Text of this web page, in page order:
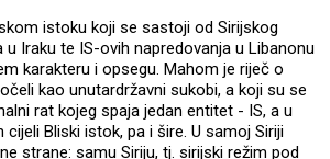
istoku koji se sastoji od Sirijskog
Iraku te IS-ovih napredovanja u Libanonu
karakteru i opsegu. Mahom je riječ o
kao unutardržavni sukobi, a koji su se
rat kojeg spaja jedan entitet - IS, a u
cijeli Bliski istok, pa i šire. U samoj Siriji
strane: samu Siriju, tj. sirijski režim pod